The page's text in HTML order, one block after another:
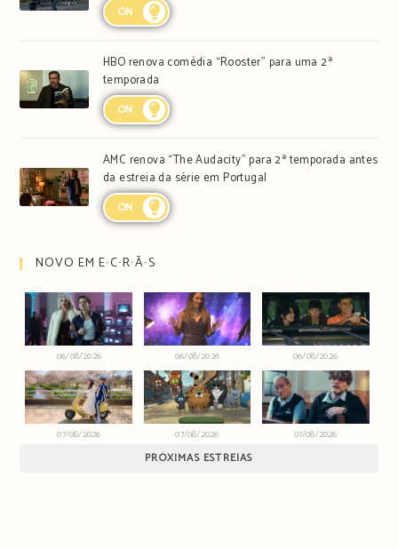
ON
HBO renova comédia “Rooster” para uma 2ª
temporada
ON
AMC renova “The Audacity” para 2ª temporada antes
da estreia da série em Portugal
ON
NOVO EM E∙C∙R∙Ã∙S
06/08/2026 06/08/2026 06/08/2026
07/08/2026 07/08/2026 07/08/2026
PRÓXIMAS ESTREIAS